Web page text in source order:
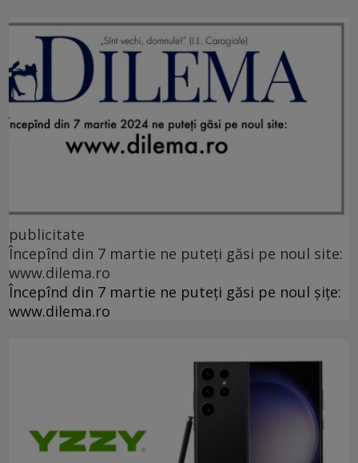
publicitate
Începînd din 7 martie ne puteți găsi pe noul site:
www.dilema.ro
Începînd din 7 martie ne puteți găsi pe noul șițe:
www.dilema.ro